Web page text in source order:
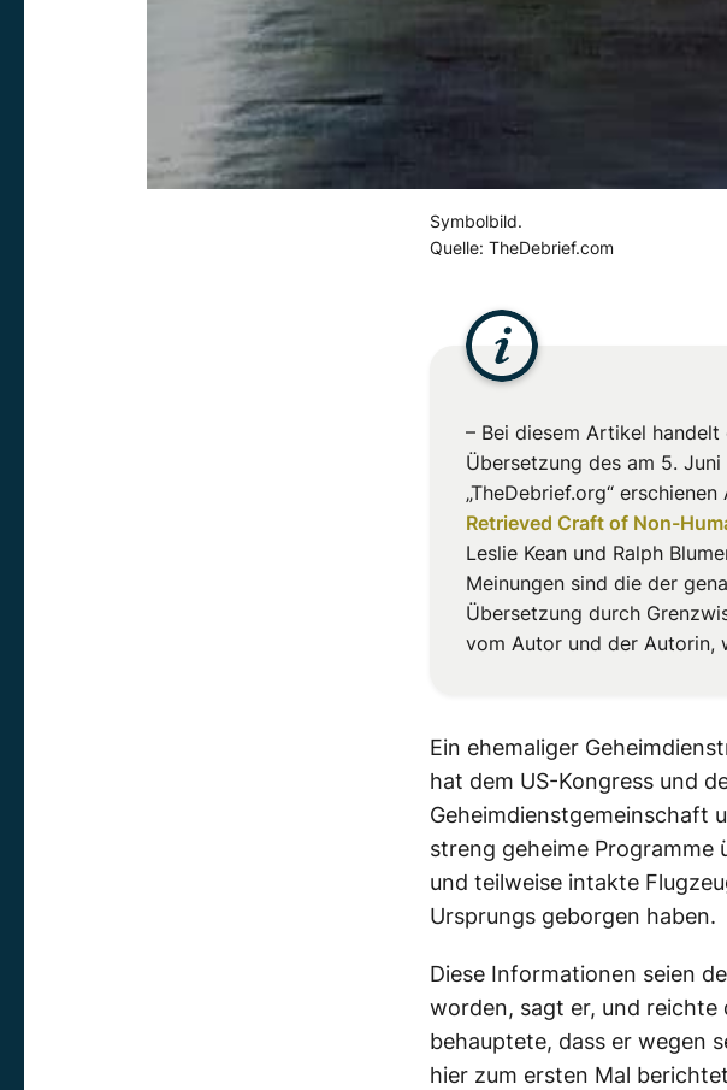
Symbolbild.
Quelle: TheDebrief.com
– Bei diesem Artikel
Übersetzung des am 5.
„TheDebrief.org“
Retrieved Craft of Non-
Leslie Kean und Ralph
Meinungen sind die der
Übersetzung durch
vom Autor und der Autorin,
Ein ehemaliger
hat dem US-Kongress und
Geheimdienstgemeinschaft
streng geheime Programme
und teilweise intakte
Ursprungs geborgen haben.
Diese Informationen seien
worden, sagt er, und reichte
behauptete, dass er wegen
hier zum ersten Mal